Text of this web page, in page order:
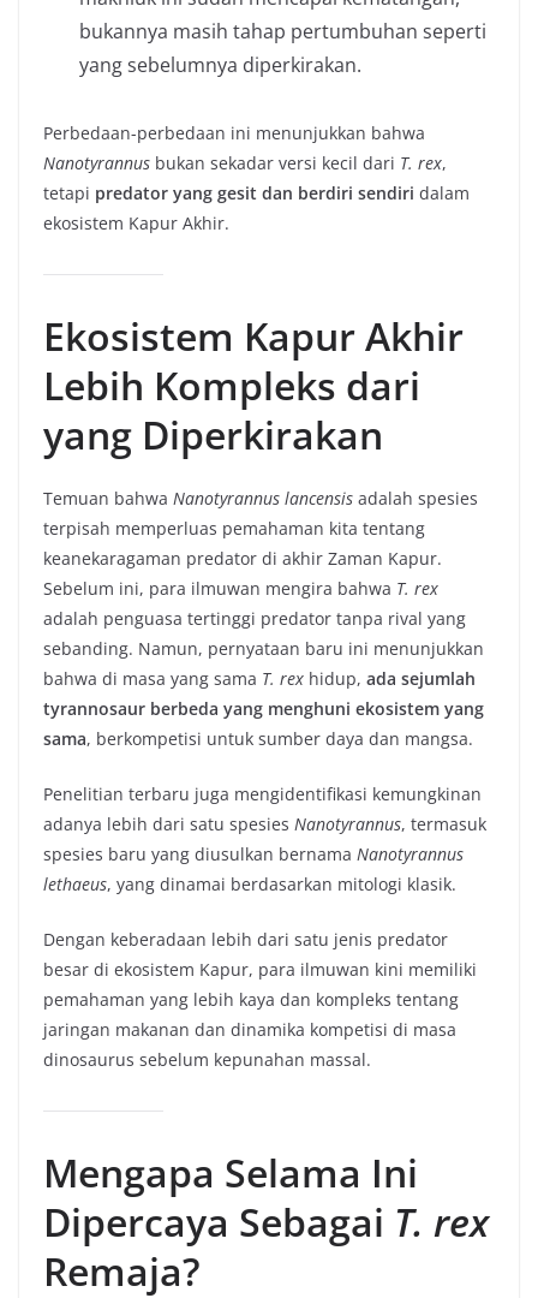
bukannya masih tahap pertumbuhan seperti
yang sebelumnya diperkirakan.
Perbedaan-perbedaan ini menunjukkan bahwa
Nanotyrannus bukan sekadar versi kecil dari T. rex,
tetapi predator yang gesit dan berdiri sendiri dalam
ekosistem Kapur Akhir.
Ekosistem Kapur Akhir
Lebih Kompleks dari
yang Diperkirakan
Temuan bahwa Nanotyrannus lancensis adalah spesies
terpisah memperluas pemahaman kita tentang
keanekaragaman predator di akhir Zaman Kapur.
Sebelum ini, para ilmuwan mengira bahwa T. rex
adalah penguasa tertinggi predator tanpa rival yang
sebanding. Namun, pernyataan baru ini menunjukkan
bahwa di masa yang sama T. rex hidup, ada sejumlah
tyrannosaur berbeda yang menghuni ekosistem yang
sama, berkompetisi untuk sumber daya dan mangsa.
Penelitian terbaru juga mengidentifikasi kemungkinan
adanya lebih dari satu spesies Nanotyrannus, termasuk
spesies baru yang diusulkan bernama Nanotyrannus
lethaeus, yang dinamai berdasarkan mitologi klasik.
Dengan keberadaan lebih dari satu jenis predator
besar di ekosistem Kapur, para ilmuwan kini memiliki
pemahaman yang lebih kaya dan kompleks tentang
jaringan makanan dan dinamika kompetisi di masa
dinosaurus sebelum kepunahan massal.
Mengapa Selama Ini
Dipercaya Sebagai T. rex
Remaja?